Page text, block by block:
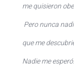
me quisieron
Pero nunca
que me
Nadie me